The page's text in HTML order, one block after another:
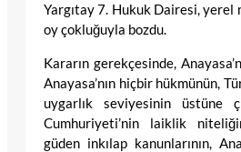
Yargıtay 7. Hukuk Dairesi, yerel
oy çokluğuyla bozdu.
Kararın gerekçesinde,
Anayasa’nın hiçbir hükmünün,
uygarlık seviyesinin üstüne
Cumhuriyeti’nin laiklik
güden inkılap kanunlarının,